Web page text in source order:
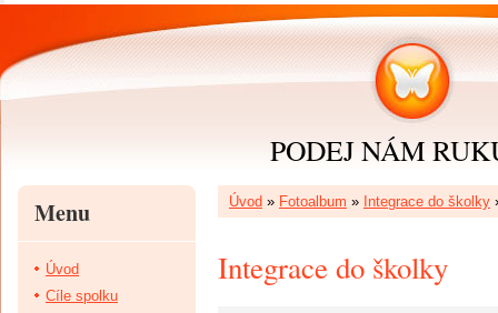
PODEJ NÁM
Úvod » Fotoalbum » Integrace do školky
Integrace do školky
Menu
Úvod
Cíle spolku